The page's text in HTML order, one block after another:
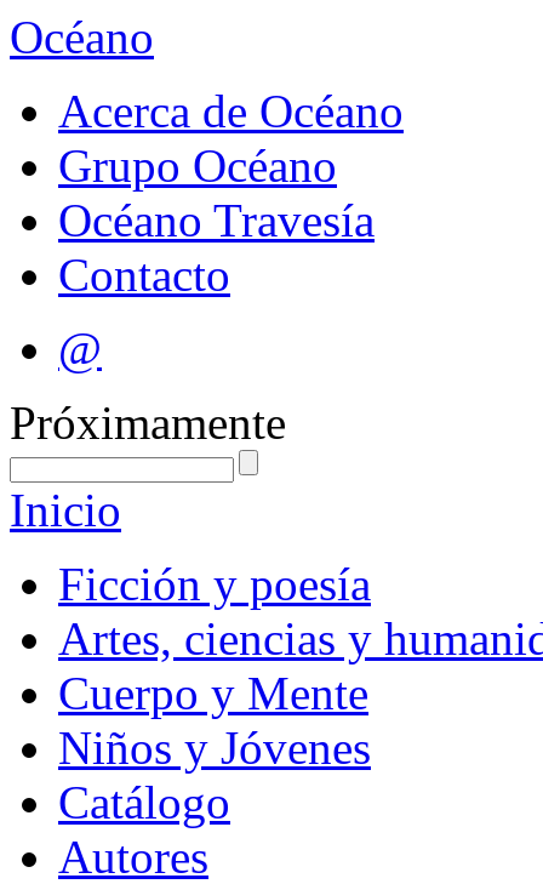
Océano
Acerca de Océano
Grupo Océano
Océano Travesía
Contacto
@
Próximamente
Inicio
Ficción y poesía
Artes, ciencias y
Cuerpo y Mente
Niños y Jóvenes
Catálogo
Autores